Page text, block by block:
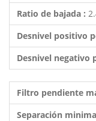
Ratio de bajada :
Desnivel positivo
Desnivel negativo
Filtro pendiente
Separación